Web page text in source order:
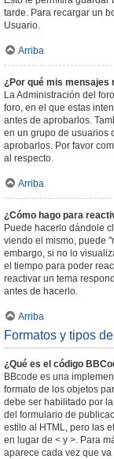
tarde. Para recargar un
Usuario.
Arriba
¿Por qué mis mensajes
La Administración del
foro, en el que estas
antes de aprobarlos.
en un grupo de usuarios
aprobarlos. Por favor
al respecto.
Arriba
¿Cómo hago para
Puede hacerlo dándole
viendo el mismo, puede
embargo, si no lo
el tiempo para poder
reactivar un tema
antes de hacerlo.
Arriba
Formatos y tipos
¿Qué es el código
BBcode es una
formato de los objetos
debe ser habilitado por
del formulario de
estilo al HTML, pero las
en lugar de < y >. Para
aparece cada vez que